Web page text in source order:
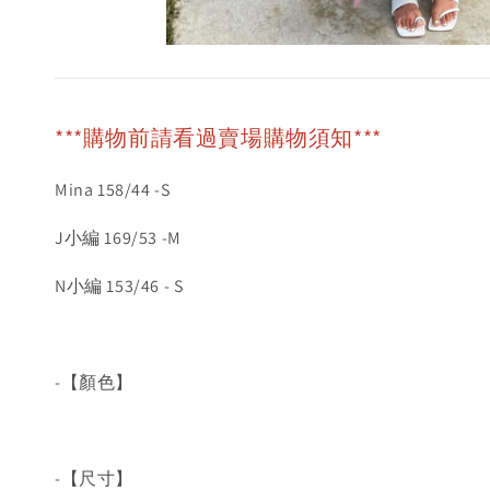
***購物前請看過賣場購物須知***
Mina 158/44 -S
J小編 169/53 -M
N小編 153/46 - S
-【顏色】
-【尺寸】